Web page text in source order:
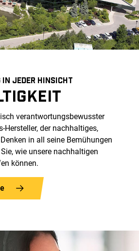
IN JEDER HINSICHT
verantwortungsbewusster
der nachhaltiges,
in all seine Bemühungen
wie unsere nachhaltigen
können.